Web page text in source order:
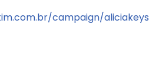
campaign/aliciakeys